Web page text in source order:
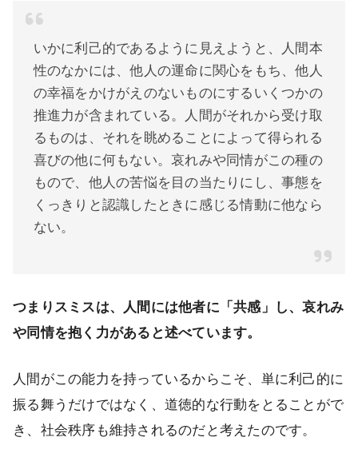
いかに利己的であるように見えようと、人間本
性のなかには、他人の運命に関心をもち、他人
の幸福をかけがえのないものにするいくつかの
推進力が含まれている。人間がそれから受け取
るものは、それを眺めることによって得られる
喜びの他に何もない。哀れみや同情がこの種の
もので、他人の苦悩を目の当たりにし、事態を
くっきりと認識したときに感じる情動に他なら
ない。
つまりスミスは、人間には他者に「共感」し、哀れみ
や同情を抱く力があると述べています。
人間がこの能力を持っているからこそ、単に利己的に
振る舞うだけではなく、道徳的な行動をとることがで
き、社会秩序も維持されるのだと考えたのです。